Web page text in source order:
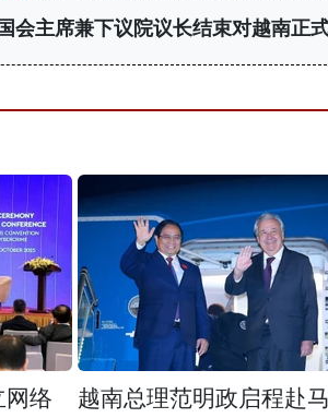
会主席兼下议院议长结束对越南正
网络
越南总理范明政启程赴